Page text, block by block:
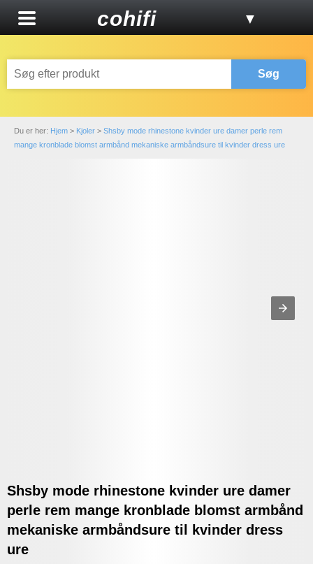
cohifi ▼
Søg
Du er her: Hjem > Kjoler > Shsby mode rhinestone kvinder ure damer perle rem
mange kronblade blomst armbånd mekaniske armbåndsure til kvinder dress ure
Shsby mode rhinestone kvinder ure damer
perle rem mange kronblade blomst armbånd
mekaniske armbåndsure til kvinder dress
ure